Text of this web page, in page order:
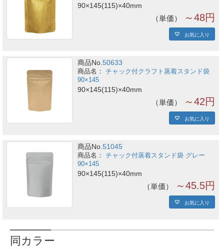
90×145(115)×40mm
単価 ～48円
お気に入り
商品No.50633
チャック付クラフト蒸着スタンド袋
90×145
90×145(115)×40mm
単価 ～42円
お気に入り
商品No.51045
チャック付蒸着スタンド袋 グレー
90×145
90×145(115)×40mm
単価 ～45.5円
お気に入り
同カラー